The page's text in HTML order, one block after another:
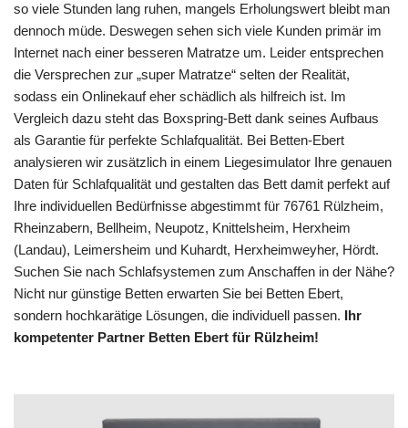
so viele Stunden lang ruhen, mangels Erholungswert bleibt man
dennoch müde. Deswegen sehen sich viele Kunden primär im
Internet nach einer besseren Matratze um. Leider entsprechen
die Versprechen zur „super Matratze“ selten der Realität,
sodass ein Onlinekauf eher schädlich als hilfreich ist. Im
Vergleich dazu steht das Boxspring-Bett dank seines Aufbaus
als Garantie für perfekte Schlafqualität. Bei Betten-Ebert
analysieren wir zusätzlich in einem Liegesimulator Ihre genauen
Daten für Schlafqualität und gestalten das Bett damit perfekt auf
Ihre individuellen Bedürfnisse abgestimmt für 76761 Rülzheim,
Rheinzabern, Bellheim, Neupotz, Knittelsheim, Herxheim
(Landau), Leimersheim und Kuhardt, Herxheimweyher, Hördt.
Suchen Sie nach Schlafsystemen zum Anschaffen in der Nähe?
Nicht nur günstige Betten erwarten Sie bei Betten Ebert,
sondern hochkarätige Lösungen, die individuell passen. Ihr
kompetenter Partner Betten Ebert für Rülzheim!